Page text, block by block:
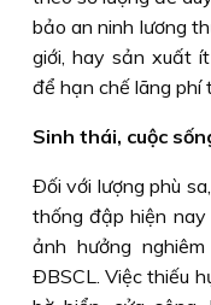
bảo an ninh lương
giới, hay sản xuất
để hạn chế lãng phí
Sinh thái, cuộc
Ðối với lượng phù
thống đập hiện
ảnh hưởng
ÐBSCL. Việc thiếu